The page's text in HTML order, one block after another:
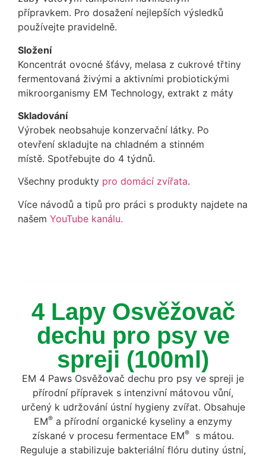
přípravkem. Pro dosažení nejlepších výsledků
používejte pravidelně.
Složení
Koncentrát ovocné šťávy, melasa z cukrové třtiny
fermentovaná živými a aktivními probiotickými
mikroorganismy EM Technology, extrakt z máty
Skladování
Výrobek neobsahuje konzervační látky. Po
otevření skladujte na chladném a stinném
místě. Spotřebujte do 4 týdnů.
Všechny produkty pro domácí zvířata.
Více návodů a tipů pro práci s produkty najdete na
našem YouTube kanálu.
4 Lapy Osvěžovač
dechu pro psy ve
spreji (100ml)
EM 4 Paws Osvěžovač dechu pro psy ve spreji je
přírodní přípravek s intenzivní mátovou vůní,
určený k udržování ústní hygieny zvířat. Obsahuje
EM® a přírodní organické kyseliny a enzymy
získané v procesu fermentace EM®
s mátou.
Reguluje a stabilizuje bakteriální flóru dutiny ústní,